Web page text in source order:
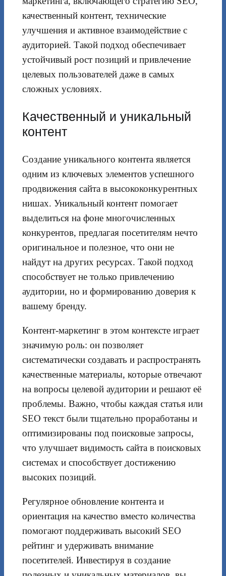
качественный контент, технические
улучшения и активное взаимодействие с
аудиторией. Такой подход обеспечивает
устойчивый рост позиций и привлечение
целевых пользователей даже в самых
сложных условиях.
Качественный и уникальный
контент
Создание уникального контента является
одним из ключевых элементов успешного
продвижения сайта в высококонкурентных
нишах. Уникальный контент помогает
выделиться на фоне многочисленных
конкурентов, предлагая посетителям нечто
оригинальное и полезное, что они не
найдут на других ресурсах. Такой подход
способствует не только привлечению
аудитории, но и формированию доверия к
вашему бренду.
Контент-маркетинг в этом контексте играет
значимую роль: он позволяет
систематически создавать и распространять
качественные материалы, которые отвечают
на вопросы целевой аудитории и решают её
проблемы. Важно, чтобы каждая статья или
SEO текст были тщательно проработаны и
оптимизированы под поисковые запросы,
что улучшает видимость сайта в поисковых
системах и способствует достижению
высоких позиций.
Регулярное обновление контента и
ориентация на качество вместо количества
помогают поддерживать высокий SEO
рейтинг и удерживать внимание
посетителей. Инвестируя в создание